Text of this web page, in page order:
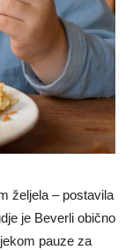
željela – postavila
je Beverli obično
pauze za